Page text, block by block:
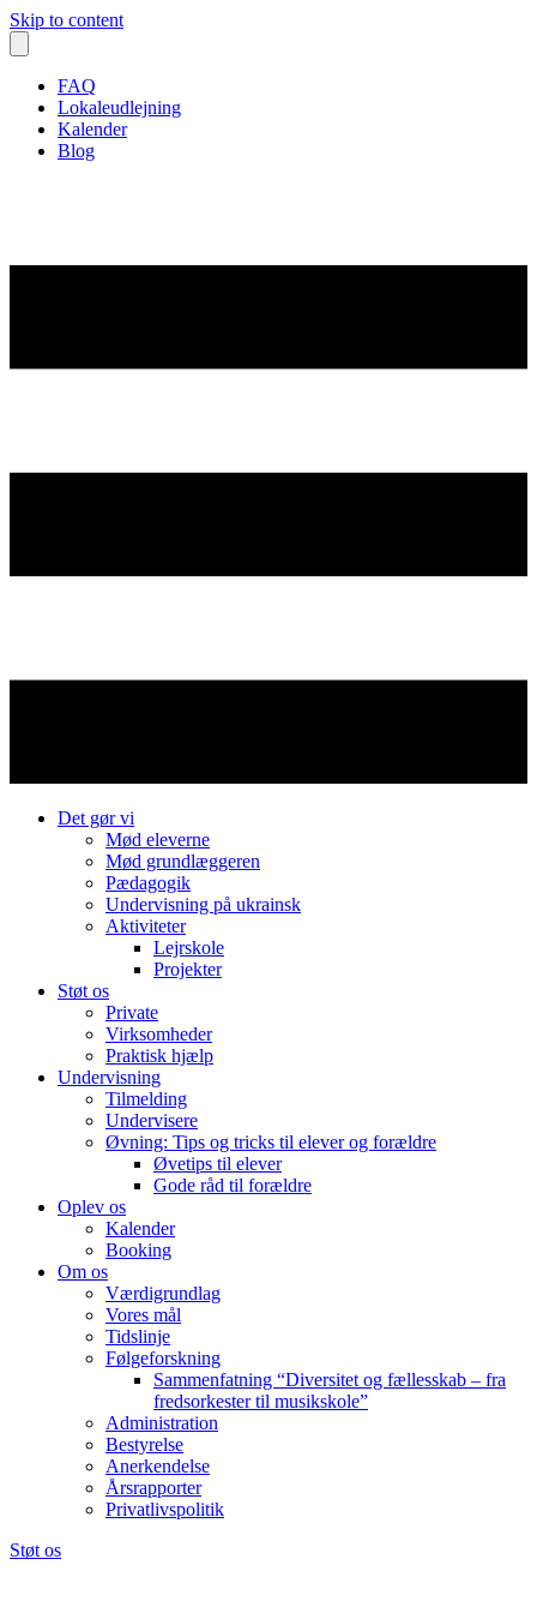
Skip to content
FAQ
Lokaleudlejning
Kalender
Blog
Det gør vi
Mød eleverne
Mød grundlæggeren
Pædagogik
Undervisning på ukrainsk
Aktiviteter
Lejrskole
Projekter
Støt os
Private
Virksomheder
Praktisk hjælp
Undervisning
Tilmelding
Undervisere
Øvning: Tips og tricks til elever og forældre
Øvetips til elever
Gode råd til forældre
Oplev os
Kalender
Booking
Om os
Værdigrundlag
Vores mål
Tidslinje
Følgeforskning
Sammenfatning “Diversitet og fællesskab – fra
fredsorkester til musikskole”
Administration
Bestyrelse
Anerkendelse
Årsrapporter
Privatlivspolitik
Støt os